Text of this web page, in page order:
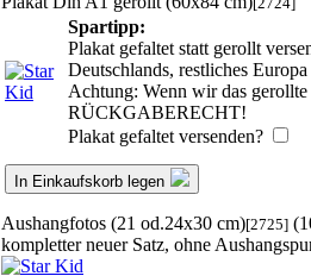
Spartipp:
Plakat gefaltet statt gerollt
Deutschlands, restliches Europa
Achtung: Wenn wir das
RÜCKGABERECHT!
Plakat gefaltet versenden?
In Einkaufskorb legen
Aushangfotos (21 od.24x30 cm)[2725]
kompletter neuer Satz, ohne